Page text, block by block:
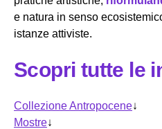
e natura in senso
istanze attiviste.
Scopri tutte le
Collezione Antropocene↓
Mostre↓